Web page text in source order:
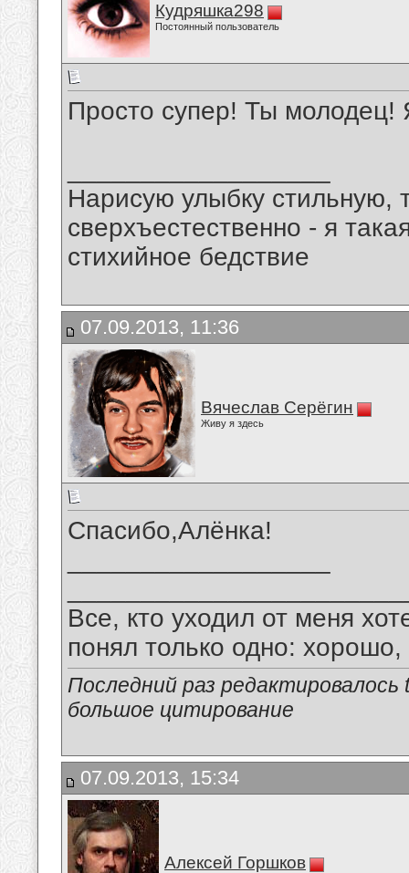
Кудряшка298
Постоянный пользователь
Просто супер! Ты молодец!
Нарисую улыбку стильную,
сверхъестественно - я
стихийное бедствие
07.09.2013, 11:36
Вячеслав Серёгин
Живу я здесь
Спасибо,Алёнка!
Все, кто уходил от меня
понял только одно:
Последний раз
большое цитирование
07.09.2013, 15:34
Алексей Горшков